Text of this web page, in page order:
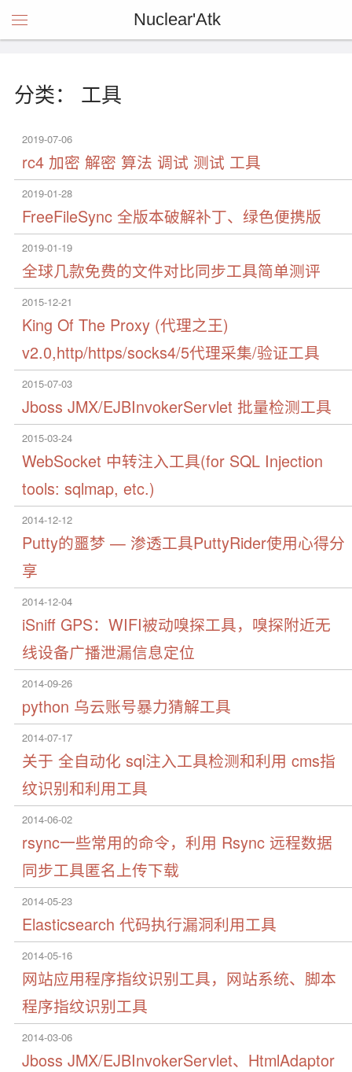
Nuclear'Atk
分类： 工具
2019-07-06
rc4 加密 解密 算法 调试 测试 工具
2019-01-28
FreeFileSync 全版本破解补丁、绿色便携版
2019-01-19
全球几款免费的文件对比同步工具简单测评
2015-12-21
King Of The Proxy (代理之王)
v2.0,http/https/socks4/5代理采集/验证工具
2015-07-03
Jboss JMX/EJBInvokerServlet 批量检测工具
2015-03-24
WebSocket 中转注入工具(for SQL Injection
tools: sqlmap, etc.)
2014-12-12
Putty的噩梦 — 渗透工具PuttyRider使用心得分
享
2014-12-04
iSniff GPS：WIFI被动嗅探工具，嗅探附近无
线设备广播泄漏信息定位
2014-09-26
python 乌云账号暴力猜解工具
2014-07-17
关于 全自动化 sql注入工具检测和利用 cms指
纹识别和利用工具
2014-06-02
rsync一些常用的命令，利用 Rsync 远程数据
同步工具匿名上传下载
2014-05-23
Elasticsearch 代码执行漏洞利用工具
2014-05-16
网站应用程序指纹识别工具，网站系统、脚本
程序指纹识别工具
2014-03-06
Jboss JMX/EJBInvokerServlet、HtmlAdaptor